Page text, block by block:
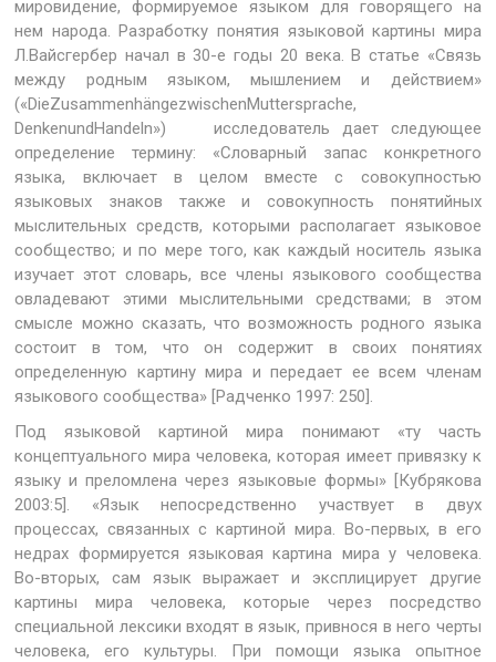
мировидение, формируемое языком для говорящего на
нем народа. Разработку понятия языковой картины мира
Л.Вайсгербер начал в 30-е годы 20 века. В статье «Связь
между родным языком, мышлением и действием»
(«DieZusammenhängezwischenMuttersprache,
DenkenundHandeln») исследователь дает следующее
определение термину: «Словарный запас конкретного
языка, включает в целом вместе с совокупностью
языковых знаков также и совокупность понятийных
мыслительных средств, которыми располагает языковое
сообщество; и по мере того, как каждый носитель языка
изучает этот словарь, все члены языкового сообщества
овладевают этими мыслительными средствами; в этом
смысле можно сказать, что возможность родного языка
состоит в том, что он содержит в своих понятиях
определенную картину мира и передает ее всем членам
языкового сообщества» [Радченко 1997: 250].
Под языковой картиной мира понимают «ту часть
концептуального мира человека, которая имеет привязку к
языку и преломлена через языковые формы» [Кубрякова
2003:5]. «Язык непосредственно участвует в двух
процессах, связанных с картиной мира. Во-первых, в его
недрах формируется языковая картина мира у человека.
Во-вторых, сам язык выражает и эксплицирует другие
картины мира человека, которые через посредство
специальной лексики входят в язык, привнося в него черты
человека, его культуры. При помощи языка опытное